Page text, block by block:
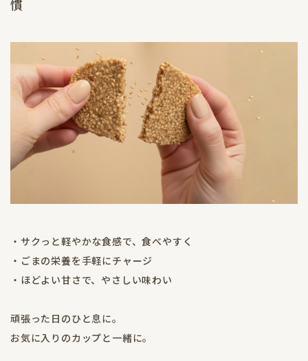
慣
・サクっと軽やかな食感で、食べやすく
・ごまの栄養を手軽にチャージ
・ほどよい甘さで、やさしい味わい
頑張った日のひと息に。
お気に入りのカップと一緒に。